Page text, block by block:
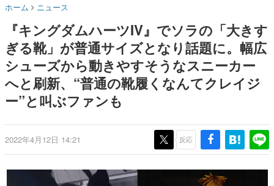
ゲームに多大な影響を受けた作家さんに取材し、ゲームが
日本のコンテンツ産業やカルチャーに与えた影響を探る企
画です。
日本モバイルゲーム産業史
日本のモバイルゲーム史における主要なトピック・タイト
ルを網羅するほか、開発者へのインタビューや識者による
解説を掲載。約20年の歴史が一望できる決定版！
若ゲのいたり〜ゲームクリエイターの青春〜
一先生によるゲーム業界レポートマンガです。
なんでゲームは面白い？
具体的な形から解き明かしていく、硬派で骨太な評論連載
です。
ツやコインケース、アクキーな
に発売したグッズの再販も
ホーム ニュース
『キングダムハーツIV』でソラの「大きす
ぎる靴」が普通サイズとなり話題に。幅広
シューズから動きやすそうなスニーカー
へと刷新、“普通の靴履くなんてクレイジ
ー”と叫ぶファンも
2022年4月12日 14:21 反応